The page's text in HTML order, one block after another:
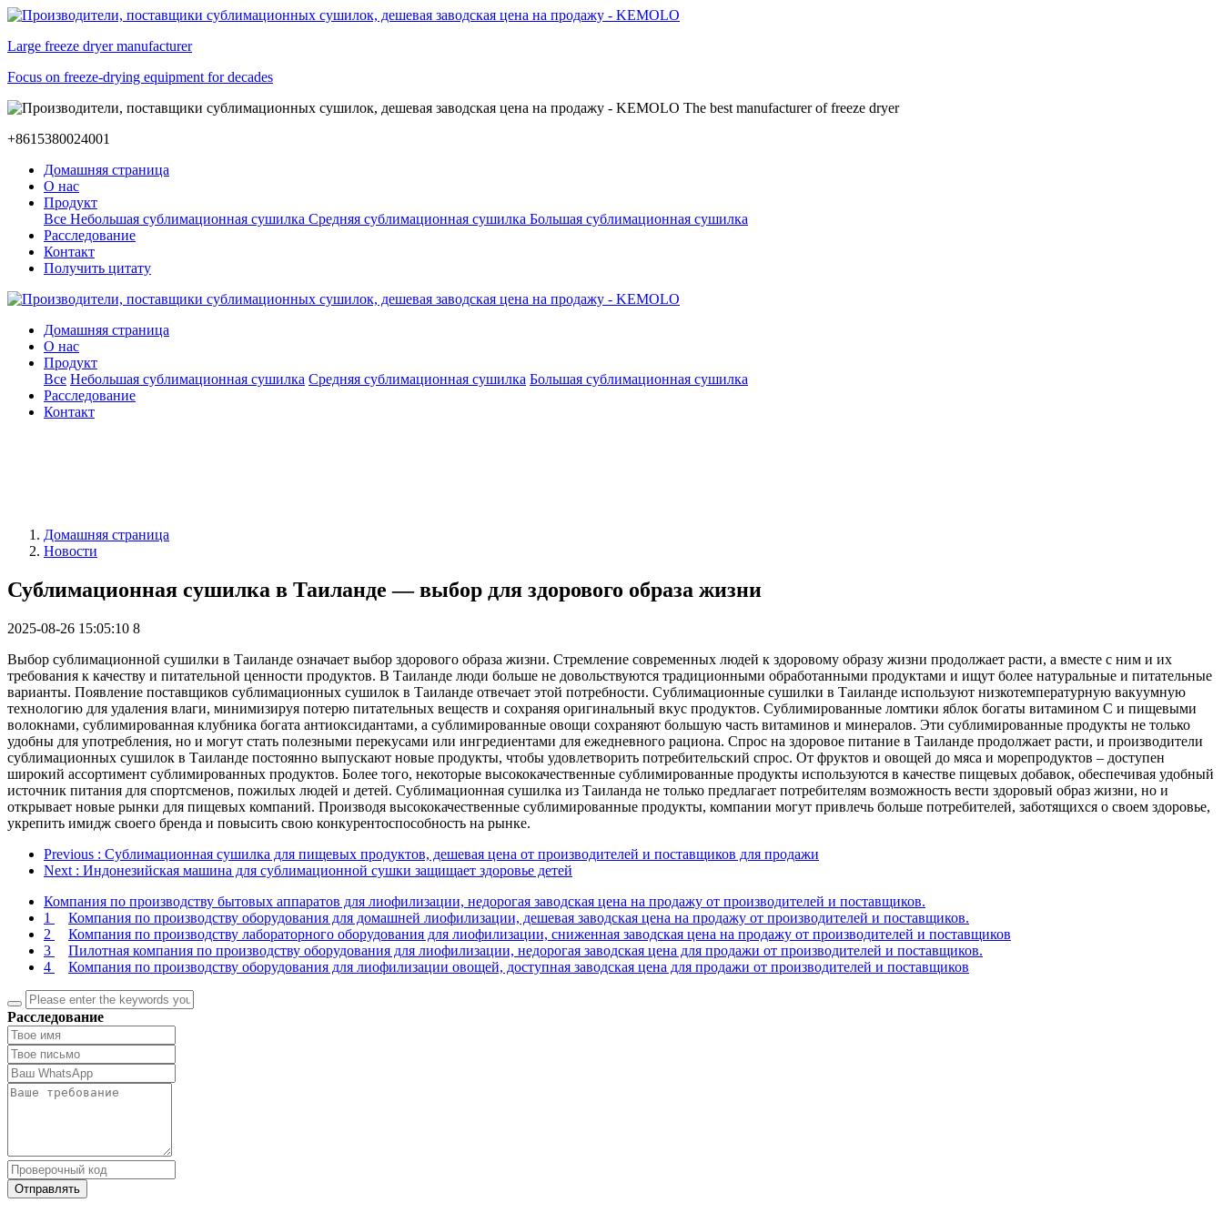
Large freeze dryer manufacturer
Focus on freeze-drying equipment for decades
The best manufacturer of freeze dryer
+8615380024001
Домашняя страница
О нас
Продукт
Все Небольшая сублимационная сушилка Средняя сублимационная сушилка Большая сублимационная сушилка
Расследование
Контакт
Получить цитату
Домашняя страница
О нас
Продукт
Все Небольшая сублимационная сушилка Средняя сублимационная сушилка Большая сублимационная сушилка
Расследование
Контакт
Домашняя страница
Новости
Сублимационная сушилка в Таиланде — выбор для здорового образа жизни
2025-08-26 15:05:10 8
Выбор сублимационной сушилки в Таиланде означает выбор здорового образа жизни. Стремление современных людей к здоровому образу жизни продолжает расти, а вместе с ним и их
требования к качеству и питательной ценности продуктов. В Таиланде люди больше не довольствуются традиционными обработанными продуктами и ищут более натуральные и питательные
варианты. Появление поставщиков сублимационных сушилок в Таиланде отвечает этой потребности. Сублимационные сушилки в Таиланде используют низкотемпературную вакуумную
технологию для удаления влаги, минимизируя потерю питательных веществ и сохраняя оригинальный вкус продуктов. Сублимированные ломтики яблок богаты витамином С и пищевыми
волокнами, сублимированная клубника богата антиоксидантами, а сублимированные овощи сохраняют большую часть витаминов и минералов. Эти сублимированные продукты не только
удобны для употребления, но и могут стать полезными перекусами или ингредиентами для ежедневного рациона. Спрос на здоровое питание в Таиланде продолжает расти, и производители
сублимационных сушилок в Таиланде постоянно выпускают новые продукты, чтобы удовлетворить потребительский спрос. От фруктов и овощей до мяса и морепродуктов – доступен
широкий ассортимент сублимированных продуктов. Более того, некоторые высококачественные сублимированные продукты используются в качестве пищевых добавок, обеспечивая удобный
источник питания для спортсменов, пожилых людей и детей. Сублимационная сушилка из Таиланда не только предлагает потребителям возможность вести здоровый образ жизни, но и
открывает новые рынки для пищевых компаний. Производя высококачественные сублимированные продукты, компании могут привлечь больше потребителей, заботящихся о своем здоровье,
укрепить имидж своего бренда и повысить свою конкурентоспособность на рынке.
Previous : Сублимационная сушилка для пищевых продуктов, дешевая цена от производителей и поставщиков для продажи
Next : Индонезийская машина для сублимационной сушки защищает здоровье детей
Компания по производству бытовых аппаратов для лиофилизации, недорогая заводская цена на продажу от производителей и поставщиков.
1
Компания по производству оборудования для домашней лиофилизации, дешевая заводская цена на продажу от производителей и поставщиков.
2
Компания по производству лабораторного оборудования для лиофилизации, сниженная заводская цена на продажу от производителей и поставщиков
3
Пилотная компания по производству оборудования для лиофилизации, недорогая заводская цена для продажи от производителей и поставщиков.
4
Компания по производству оборудования для лиофилизации овощей, доступная заводская цена для продажи от производителей и поставщиков
Расследование
Отправлять